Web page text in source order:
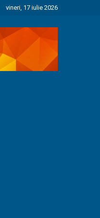
vineri, 17 iulie 2026